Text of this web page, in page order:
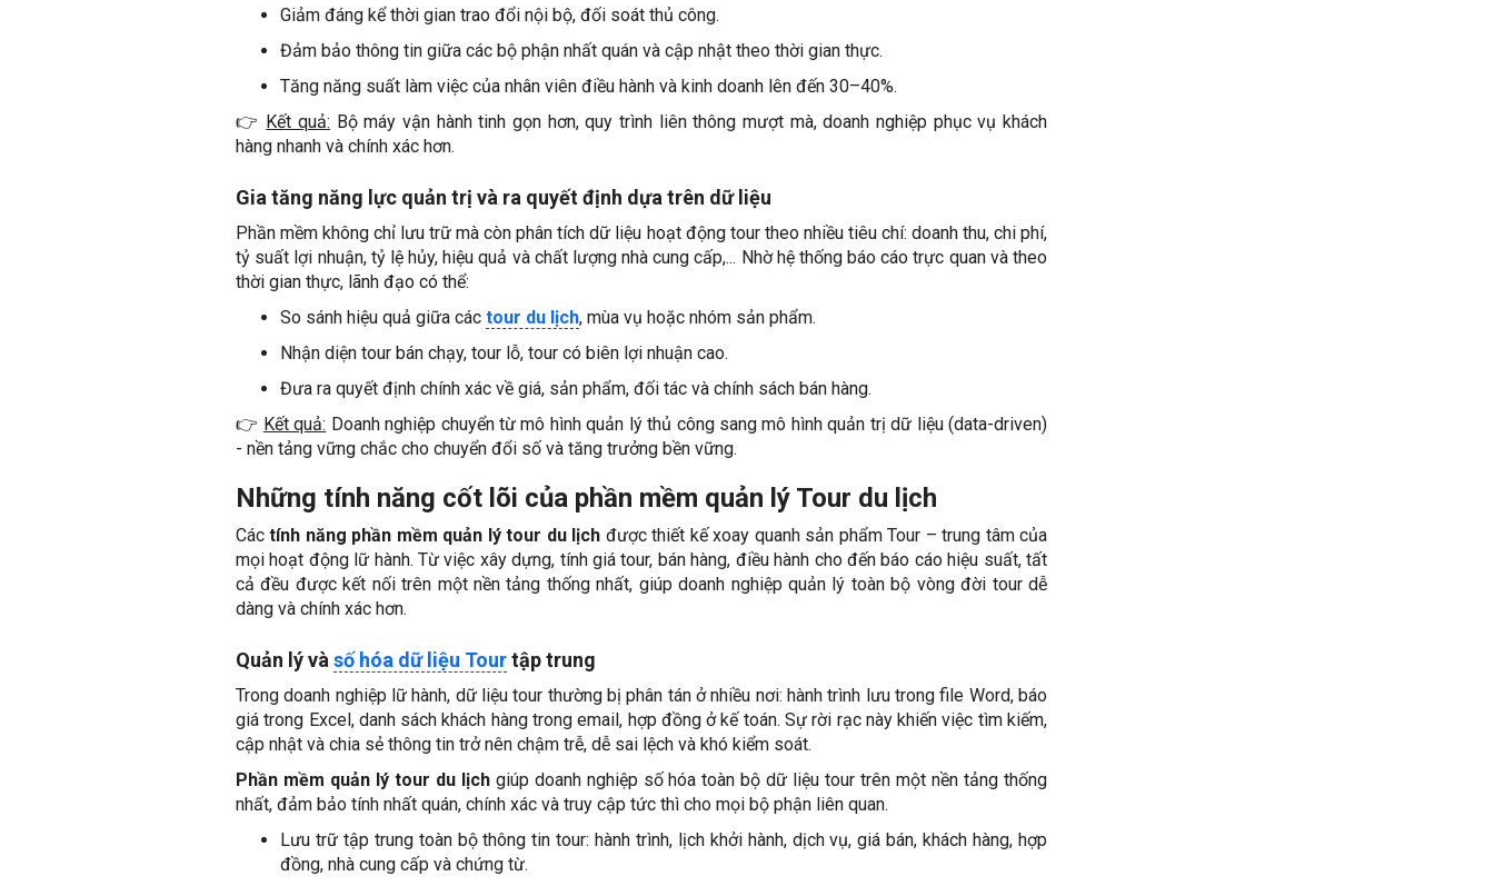
Giảm đáng kể thời gian trao đổi nội bộ, đối soát thủ công.
Đảm bảo thông tin giữa các bộ phận nhất quán và cập nhật theo thời gian thực.
Tăng năng suất làm việc của nhân viên điều hành và kinh doanh lên đến 30–40%.
👉 Kết quả: Bộ máy vận hành tinh gọn hơn, quy trình liên thông mượt mà, doanh nghiệp phục vụ khách
hàng nhanh và chính xác hơn.
Gia tăng năng lực quản trị và ra quyết định dựa trên dữ liệu
Phần mềm không chỉ lưu trữ mà còn phân tích dữ liệu hoạt động tour theo nhiều tiêu chí: doanh thu, chi phí,
tỷ suất lợi nhuận, tỷ lệ hủy, hiệu quả và chất lượng nhà cung cấp,... Nhờ hệ thống báo cáo trực quan và theo
thời gian thực, lãnh đạo có thể:
So sánh hiệu quả giữa các tour du lịch, mùa vụ hoặc nhóm sản phẩm.
Nhận diện tour bán chạy, tour lỗ, tour có biên lợi nhuận cao.
Đưa ra quyết định chính xác về giá, sản phẩm, đối tác và chính sách bán hàng.
👉 Kết quả: Doanh nghiệp chuyển từ mô hình quản lý thủ công sang mô hình quản trị dữ liệu (data-driven)
- nền tảng vững chắc cho chuyển đổi số và tăng trưởng bền vững.
Những tính năng cốt lõi của phần mềm quản lý Tour du lịch
Cáctính năng phần mềm quản lý tour du lịch được thiết kế xoay quanh sản phẩm Tour – trung tâm của
mọi hoạt động lữ hành. Từ việc xây dựng, tính giá tour, bán hàng, điều hành cho đến báo cáo hiệu suất, tất
cả đều được kết nối trên một nền tảng thống nhất, giúp doanh nghiệp quản lý toàn bộ vòng đời tour dễ
dàng và chính xác hơn.
Quản lý và số hóa dữ liệu Tourtập trung
Trong doanh nghiệp lữ hành, dữ liệu tour thường bị phân tán ở nhiều nơi: hành trình lưu trong file Word, báo
giá trong Excel, danh sách khách hàng trong email, hợp đồng ở kế toán. Sự rời rạc này khiến việc tìm kiếm,
cập nhật và chia sẻ thông tin trở nên chậm trễ, dễ sai lệch và khó kiểm soát.
Phần mềm quản lý tour du lịchgiúp doanh nghiệp số hóa toàn bộ dữ liệu tour trên một nền tảng thống
nhất, đảm bảo tính nhất quán, chính xác và truy cập tức thì cho mọi bộ phận liên quan.
Lưu trữ tập trung toàn bộ thông tin tour: hành trình, lịch khởi hành, dịch vụ, giá bán, khách hàng, hợp
đồng, nhà cung cấp và chứng từ.